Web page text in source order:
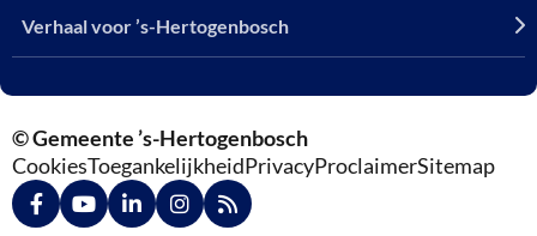
Verhaal voor ’s-Hertogenbosch
© Gemeente ’s-Hertogenbosch
CookiesToegankelijkheidPrivacyProclaimerSitemap
Ga
Ga
Ga
Ga
Ga